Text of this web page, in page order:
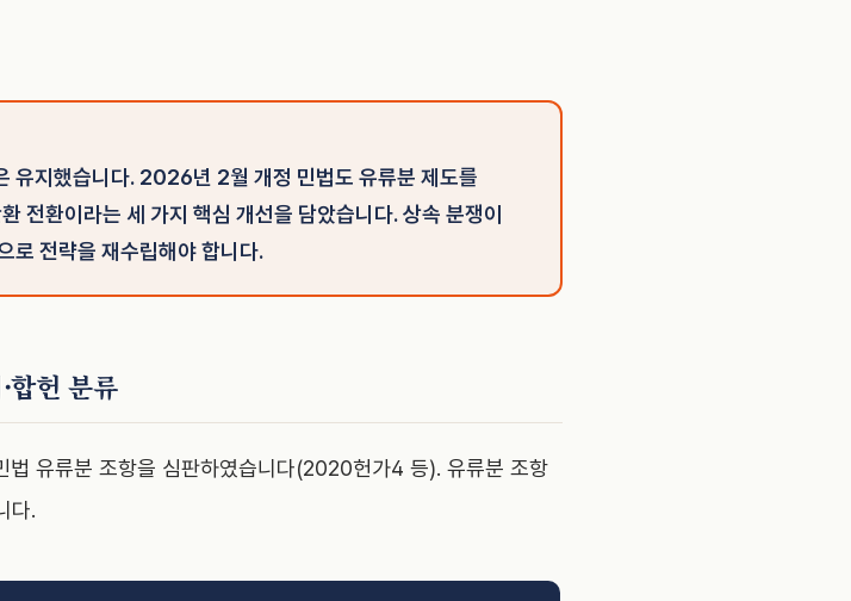
유지했습니다. 2026년 2월 개정 민법도 유류분 제도를
전환이라는 세 가지 핵심 개선을 담았습니다. 상속 분쟁이
로 전략을 재수립해야 합니다.
합헌 분류
유류분 조항을 심판하였습니다(2020헌가4 등). 유류분 조항
다.